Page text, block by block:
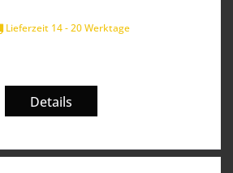
Lieferzeit 14 - 20 Werktage
Details